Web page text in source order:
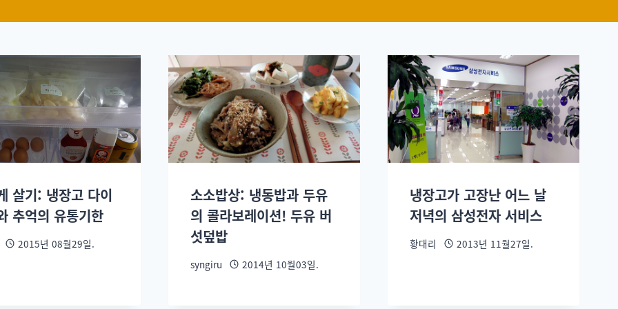
살기: 냉장고 다이
추억의 유통기한
2015년 08월29일.
소소밥상: 냉동밥과 두유
의 콜라보레이션! 두유 버
섯덮밥
syngiru 2014년 10월03일.
냉장고가 고장난 어느 날
저녁의 삼성전자 서비스
황대리 2013년 11월27일.